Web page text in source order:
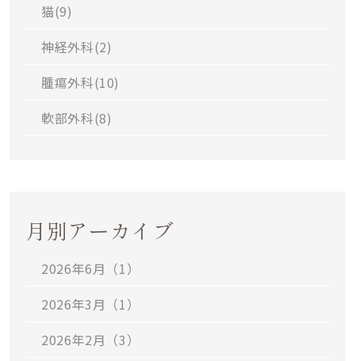
猫(9)
神経外科(2)
腫瘍外科(10)
軟部外科(8)
月別アーカイブ
2026年6月（1）
2026年3月（1）
2026年2月（3）